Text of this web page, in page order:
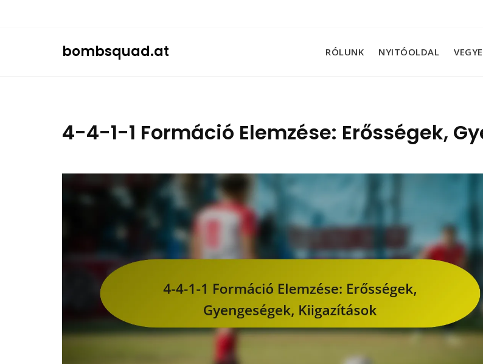
bombsquad.at RÓLUNK NYITÓOLDAL
4-4-1-1 Formáció Elemzése: Erősségek,